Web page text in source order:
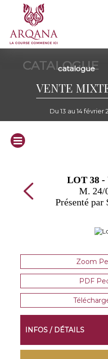
CATALOGUE
catalogue
VENTE
Du 13 au 14 février
LOT 38 -
M. 24/
Présenté par
Zoom
PDF
INFOS / DÉTAILS